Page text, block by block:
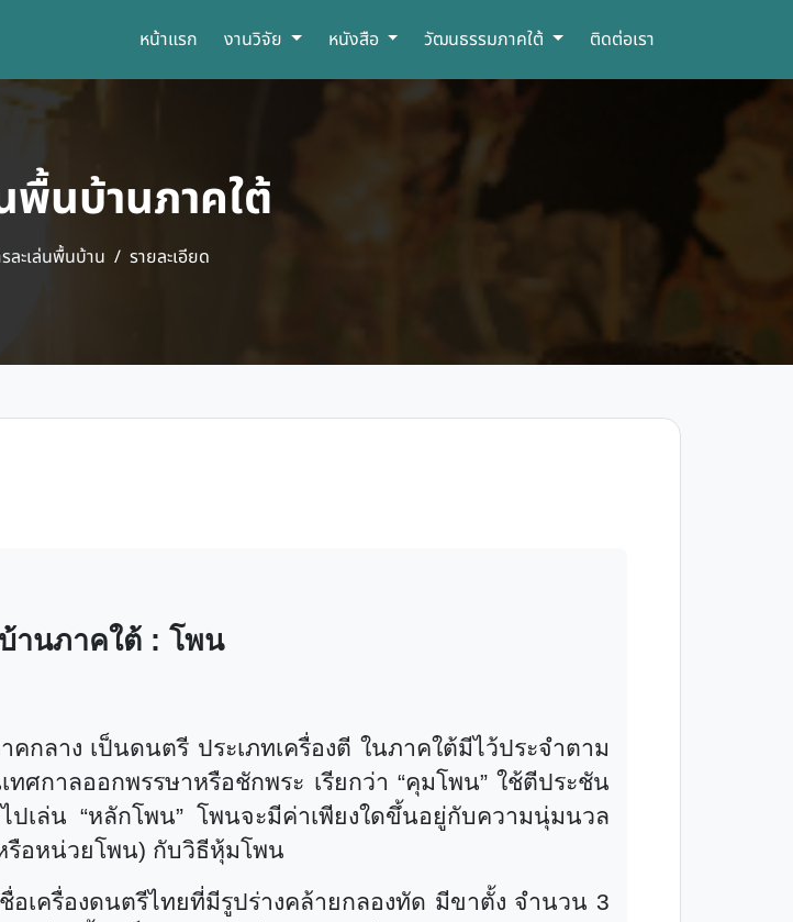
หน้าแรก งานวิจัย หนังสือ วัฒนธรรมภาคใต้ ติดต่อเรา
พื้นบ้านภาคใต้
ละเล่นพื้นบ้าน รายละเอียด
านภาคใต้ : โพน
กลาง เป็นดนตรี ประเภทเครื่องตี ในภาคใต้มีไว้ประจำตาม
ทศกาลออกพรรษาหรือชักพระ เรียกว่า “คุมโพน” ใช้ตีประชัน
ปเล่น “หลักโพน” โพนจะมีค่าเพียงใดขึ้นอยู่กับความนุ่มนวล
รือหน่วยโพน) กับวิธีหุ้มโพน
อเครื่องดนตรีไทยที่มีรูปร่างคล้ายกลองทัด มีขาตั้ง จำนวน 3